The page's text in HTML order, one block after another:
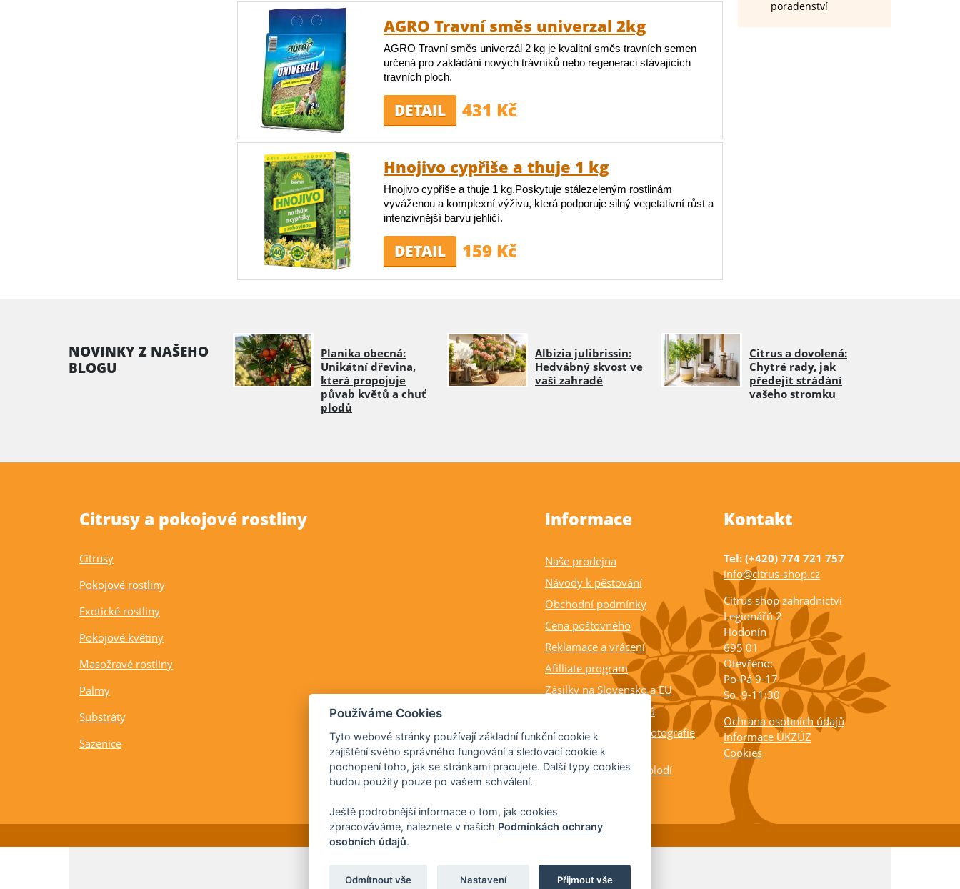
AGRO Travní směs univerzal 2kg
AGRO Travní směs univerzál 2 kg je kvalitní směs travních semen
určená pro zakládání nových trávníků nebo regeneraci stávajících
travních ploch.
DETAIL 431 Kč
Hnojivo cypřiše a thuje 1 kg
Hnojivo cypřiše a thuje 1 kg.Poskytuje stálezeleným rostlinám
vyváženou a komplexní výživu, která podporuje silný vegetativní růst a
intenzivnější barvu jehličí.
DETAIL 159 Kč
poradenství
NOVINKY Z NAŠEHO
BLOGU
Planika obecná:
Unikátní dřevina,
která propojuje
půvab květů a chuť
plodů
Albizia julibrissin:
Hedvábný skvost ve
vaší zahradě
Citrus a dovolená:
Chytré rady, jak
předejít strádání
vašeho stromku
Citrusy a pokojové rostliny
Citrusy
Pokojové rostliny
Exotické rostliny
Pokojové květiny
Masožravé rostliny
Palmy
Substráty
Sazenice
Informace
Naše prodejna
Návody k pěstování
Obchodní podmínky
Cena poštovného
Reklamace a vrácení
Afilliate program
Zásilky na Slovensko a EU
Balení rostlin a citrusů
Dostupnost, výška a fotografie
rostlin
Kdy citrusy kvetou a plodí
Kontakt
Tel: (+420) 774 721 757
info@citrus-shop.cz
Citrus shop zahradnictví
Legionářů 2
Hodonín
695 01
Otevřeno:
Po-Pá 9-17
So 9-11:30
Ochrana osobních údajů
Informace ÚKZÚZ
Cookies
© 2026 Citrus-shop.cz - Partnerský program
Používáme Cookies
Tyto webové stránky používají základní funkční cookie k
zajištění svého správného fungování a sledovací cookie k
pochopení toho, jak se stránkami pracujete. Další typy cookies
budou použity pouze po vašem schválení.
Ještě podrobnější informace o tom, jak cookies
zpracováváme, naleznete v našich Podmínkách ochrany
osobních údajů.
Odmítnout vše Nastavení Přijmout vše